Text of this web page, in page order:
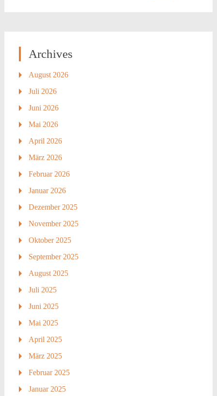
Archives
August 2026
Juli 2026
Juni 2026
Mai 2026
April 2026
März 2026
Februar 2026
Januar 2026
Dezember 2025
November 2025
Oktober 2025
September 2025
August 2025
Juli 2025
Juni 2025
Mai 2025
April 2025
März 2025
Februar 2025
Januar 2025